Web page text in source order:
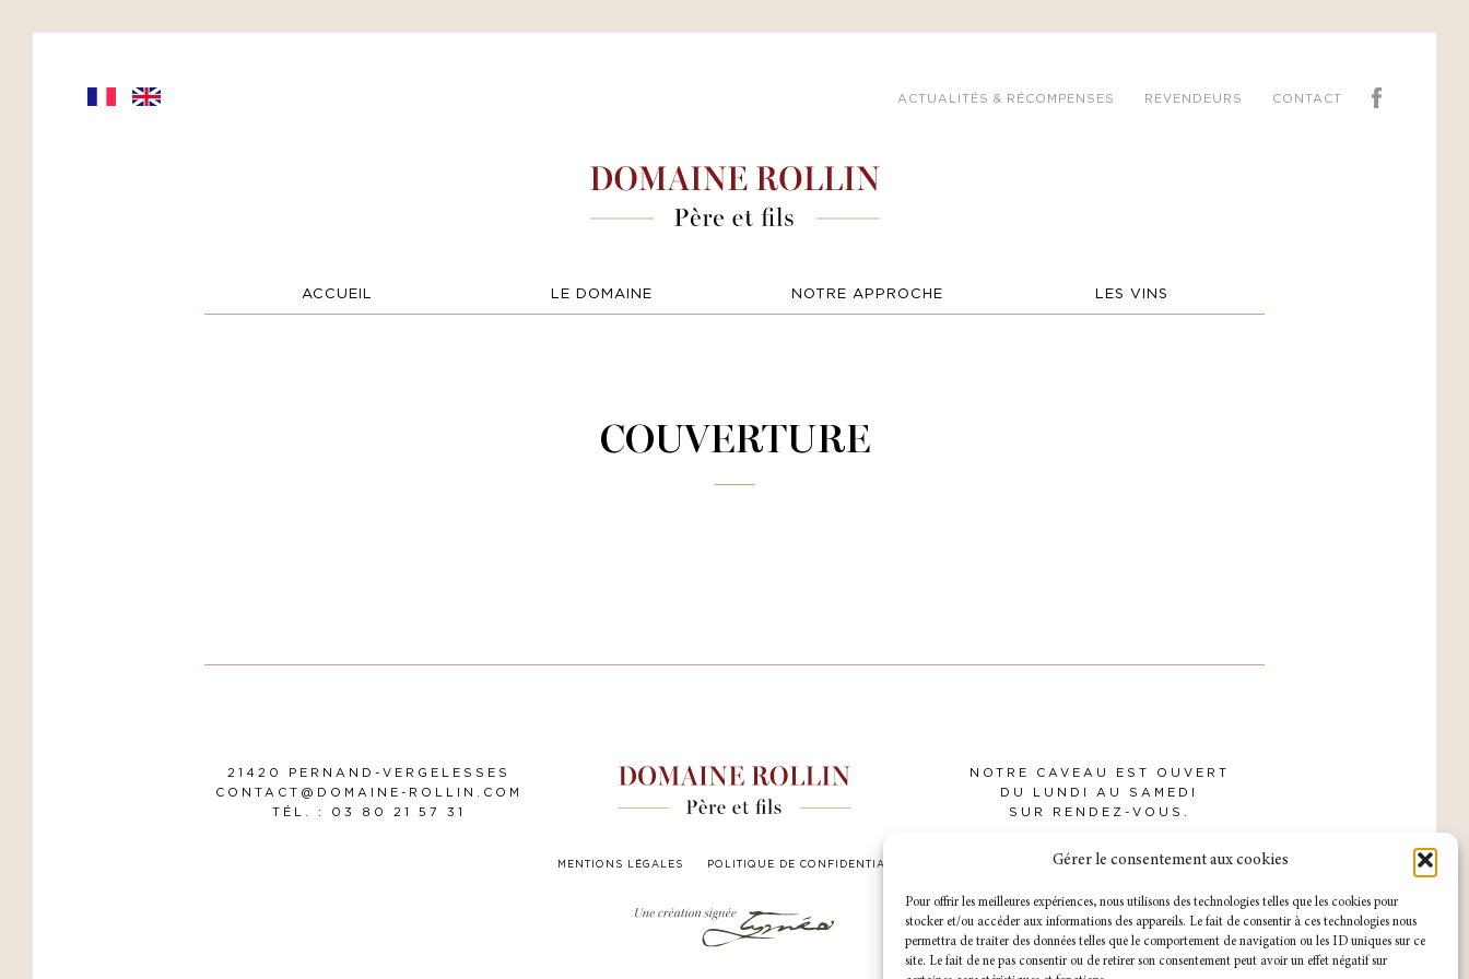
Gérer le consentement aux cookies
Pour offrir les meilleures expériences, nous utilisons des technologies telles que les cookies pour
stocker et/ou accéder aux informations des appareils. Le fait de consentir à ces technologies nous
permettra de traiter des données telles que le comportement de navigation ou les ID uniques sur ce
site. Le fait de ne pas consentir ou de retirer son consentement peut avoir un effet négatif sur
ACTUALITÉS & RÉCOMPENSES REVENDEURS CONTACT
ACCUEIL LE DOMAINE NOTRE APPROCHE LES VINS
COUVERTURE
21420 PERNAND-VERGELESSES
CONTACT@DOMAINE-ROLLIN.COM
TÉL. : 03 80 21 57 31
NOTRE CAVEAU EST OUVERT
DU LUNDI AU SAMEDI
SUR RENDEZ-VOUS.
MENTIONS LÉGALES POLITIQUE DE CONFIDENTIALITÉ